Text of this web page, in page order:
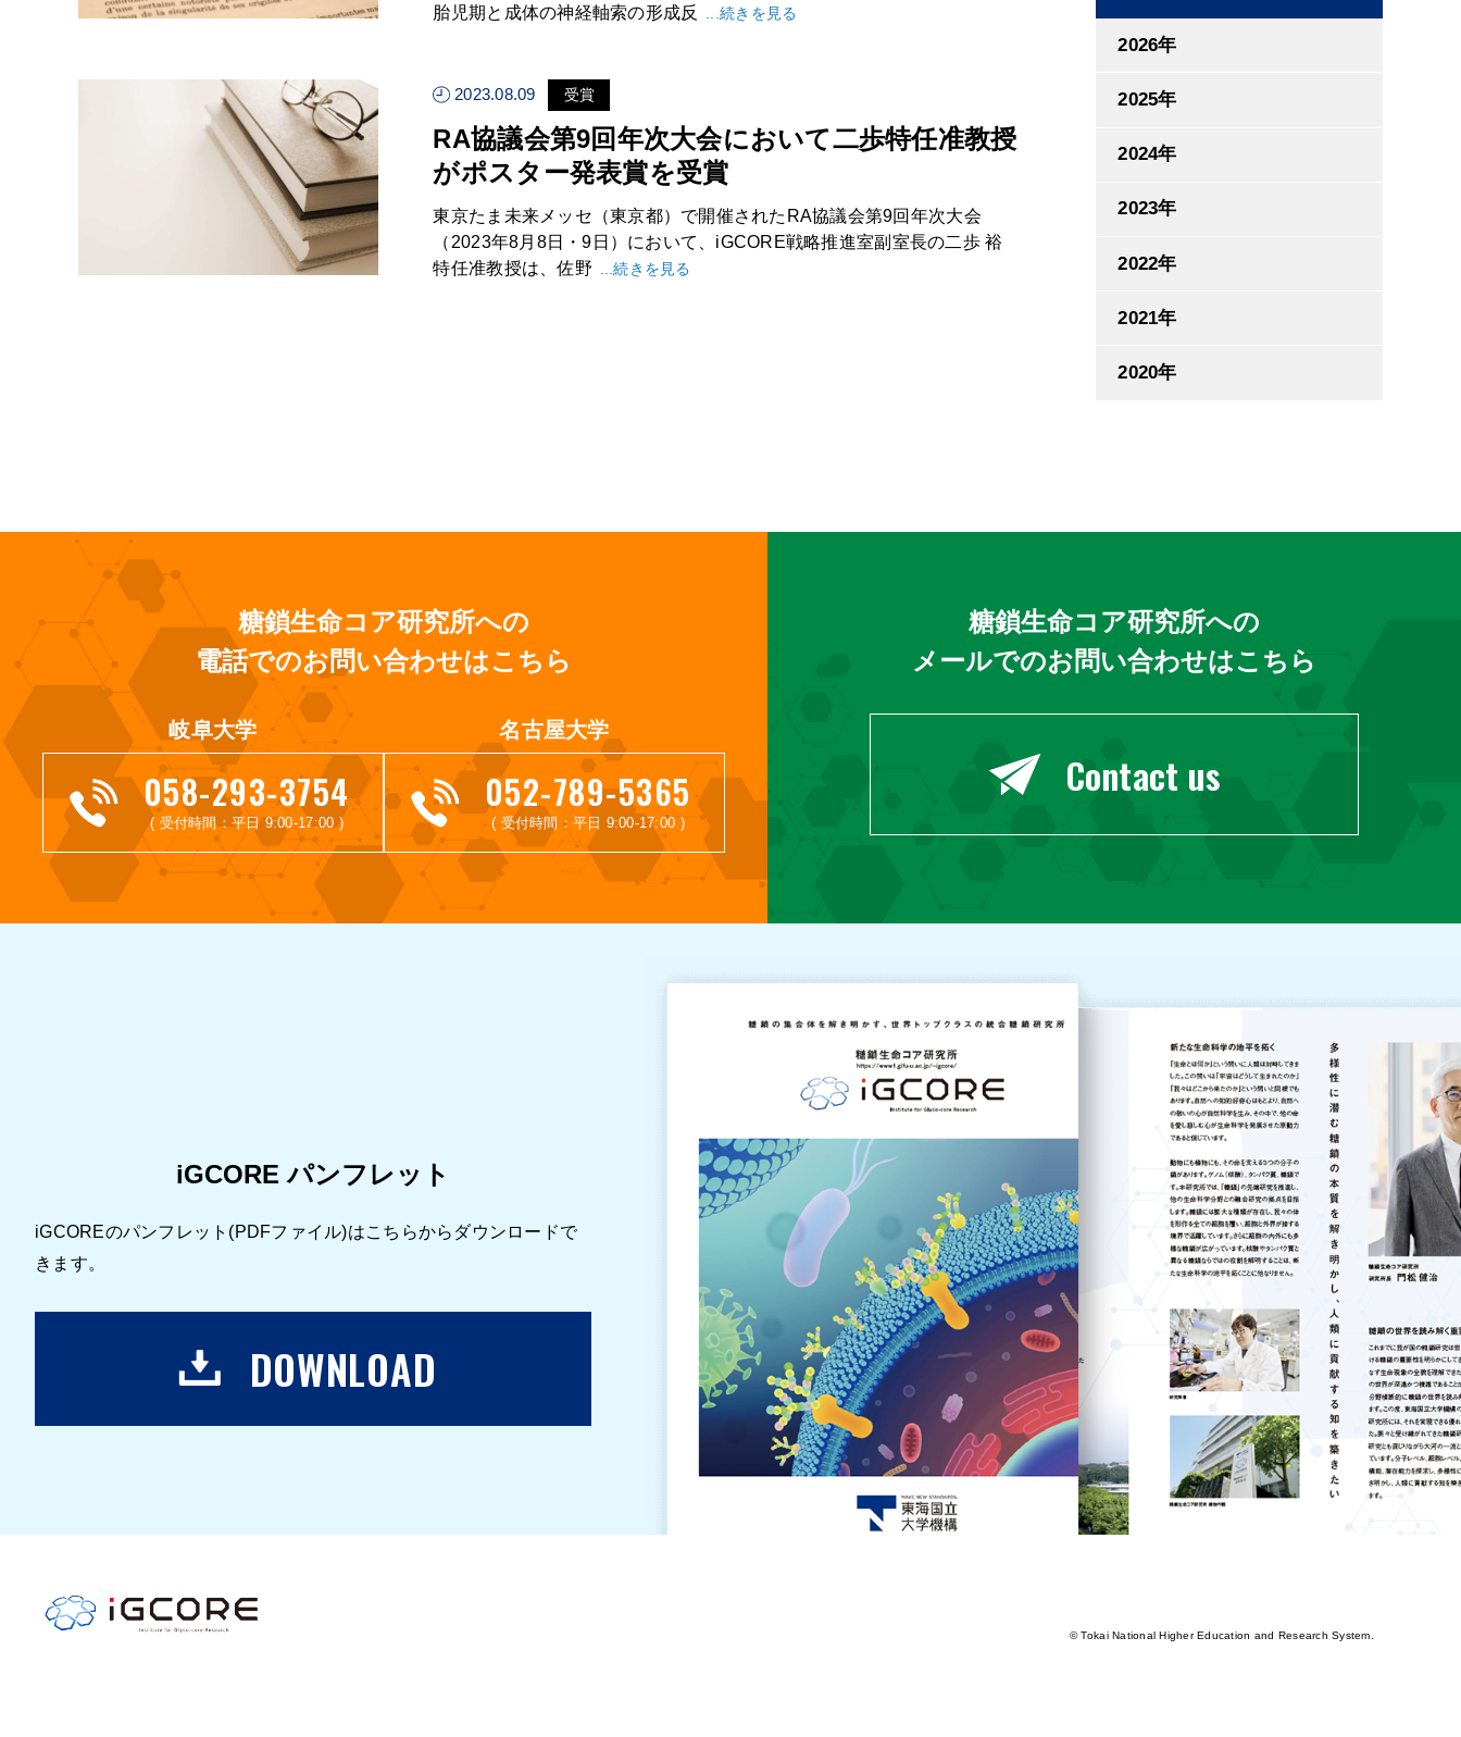
胎児期と成体の神経軸索の形成反
...続きを見る
2023.08.09 受賞
RA協議会第9回年次大会において二歩特任准教授
がポスター発表賞を受賞
東京たま未来メッセ（東京都）で開催されたRA協議会第9回年次大会
（2023年8月8日・9日）において、iGCORE戦略推進室副室長の二歩 裕
特任准教授は、佐野 ...続きを見る
2026年
2025年
2024年
2023年
2022年
2021年
2020年
糖鎖生命コア研究所への
電話でのお問い合わせはこちら
岐阜大学
058-293-3754
( 受付時間：平日 9:00-17:00 )
名古屋大学
052-789-5365
( 受付時間：平日 9:00-17:00 )
糖鎖生命コア研究所への
メールでのお問い合わせはこちら
Contact us
iGCORE パンフレット
iGCOREのパンフレット(PDFファイル)はこちらからダウンロードで
きます。
DOWNLOAD
© Tokai National Higher Education and Research System.